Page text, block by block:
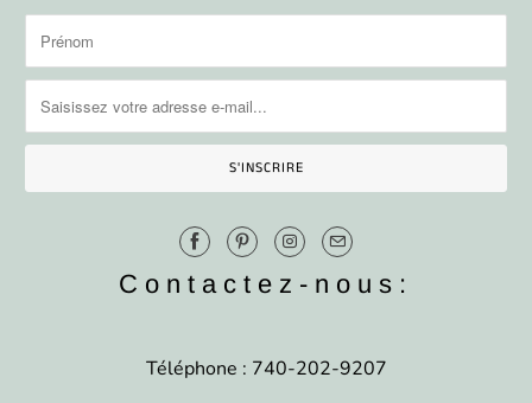
Contactez-nous:
Téléphone : 740-202-9207